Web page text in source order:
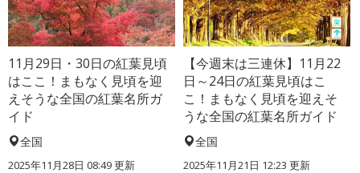
11月29日・30日の紅葉見頃
はここ！まもなく見頃を迎
えそうな全国の紅葉名所ガ
イド
全国
2025年11月28日 08:49 更新
【今週末は三連休】11月22
日～24日の紅葉見頃はこ
こ！まもなく見頃を迎えそ
うな全国の紅葉名所ガイド
全国
2025年11月21日 12:23 更新